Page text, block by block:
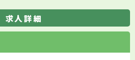
求人詳細